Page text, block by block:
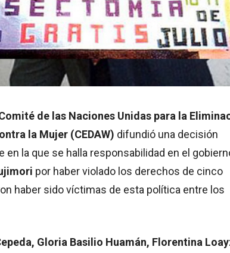
de las Naciones Unidas para la
la Mujer (CEDAW) difundió una decisión
en la que se halla responsabilidad en el
por haber violado los derechos de cinco
haber sido víctimas de esta política entre los
Gloria Basilio Huamán, Florentina